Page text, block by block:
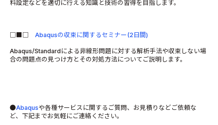
料設定などを適切に行える知識と技術の習得を目指します。
□■□ Abaqusの収束に関するセミナー(2日間)
Abaqus/Standardによる非線形問題に対する解析手法や収束しない場
合の問題点の見つけ方とその対処方法についてご説明します。
●Abaqusや各種サービスに関するご質問、お見積りなどご依頼な
ど、下記までお気軽にご連絡ください。